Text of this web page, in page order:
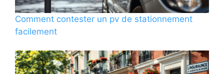
Comment contester un pv de stationnement
facilement